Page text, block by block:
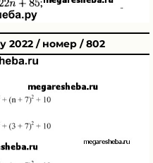
2022 / номер / 802